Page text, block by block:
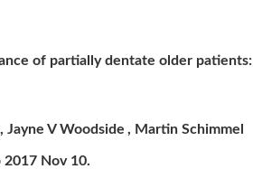
of partially dentate older patients:
, Jayne V Woodside , Martin Schimmel
Nov 10.